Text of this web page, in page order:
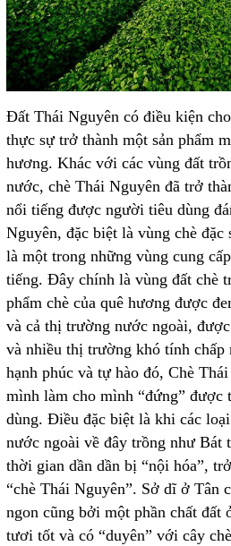
Đất Thái Nguyên có điều kiện
thực sự trở thành một sản phẩm
hương. Khác với các vùng đất
nước, chè Thái Nguyên đã trở
nổi tiếng được người tiêu dùng
Nguyên, đặc biệt là vùng chè
là một trong những vùng cung
tiếng. Đây chính là vùng đất chè
phẩm chè của quê hương được
và cả thị trường nước ngoài,
và nhiều thị trường khó tính chấp
hạnh phúc và tự hào đó, Chè
mình làm cho mình “đứng” được
dùng. Điều đặc biệt là khi các
nước ngoài về đây trồng như
thời gian dần dần bị “nội hóa”,
“chè Thái Nguyên”. Sở dĩ ở Tân
ngon cũng bởi một phần chất
tươi tốt và có “duyên” với cây